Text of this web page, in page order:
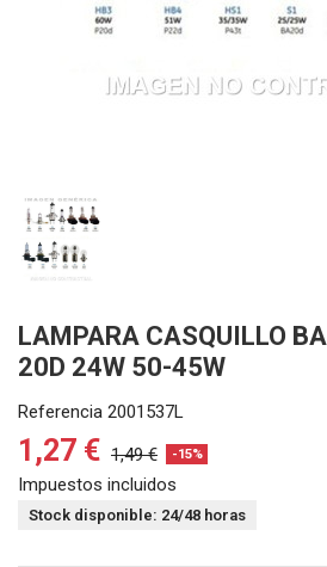
LAMPARA CASQUILLO BA
20D 24W 50-45W
Referencia 2001537L
1,27 € 1,49 € -15%
Impuestos incluidos
Stock disponible: 24/48 horas